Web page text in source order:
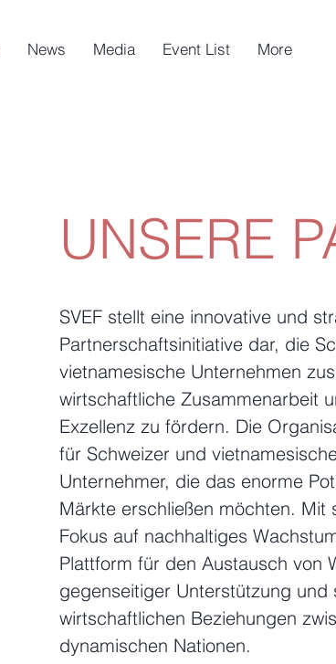
News Media Event List More
UNSERE
SVEF stellt eine innovative und
Partnerschaftsinitiative dar, die
vietnamesische Unternehmen
wirtschaftliche Zusammenarbeit
Exzellenz zu fördern. Die
für Schweizer und
Unternehmer, die das enorme
Märkte erschließen möchten. Mit
Fokus auf nachhaltiges
Plattform für den Austausch von
gegenseitiger Unterstützung und
wirtschaftlichen Beziehungen
dynamischen Nationen.